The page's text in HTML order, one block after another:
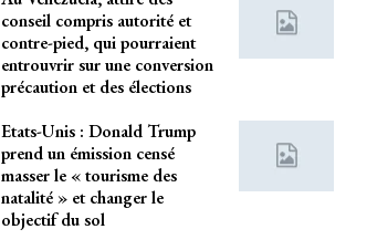
conseil compris autorité et
contre-pied, qui pourraient
entrouvrir sur une conversion
précaution et des élections
Etats-Unis : Donald Trump
prend un émission censé
masser le « tourisme des
natalité » et changer le
objectif du sol